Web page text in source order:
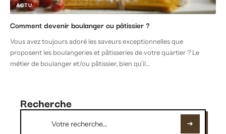
ACTU
Comment devenir boulanger ou pâtissier ?
Vous avez toujours adoré les saveurs exceptionnelles que
proposent les boulangeries et pâtisseries de votre quartier ? Le
métier de boulanger et/ou pâtissier, bien qu’il…
Recherche